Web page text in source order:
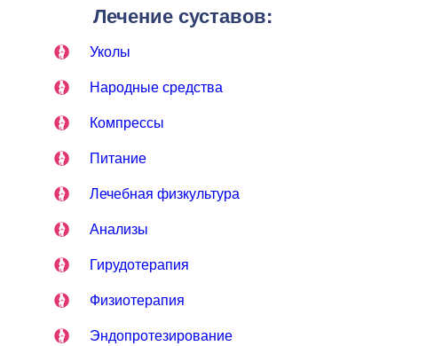
Лечение суставов:
Уколы
Народные средства
Компрессы
Питание
Лечебная физкультура
Анализы
Гирудотерапия
Физиотерапия
Эндопротезирование